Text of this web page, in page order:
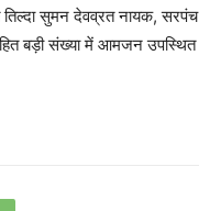
तिल्दा सुमन देवव्रत नायक, सरपंच
बड़ी संख्या में आमजन उपस्थित